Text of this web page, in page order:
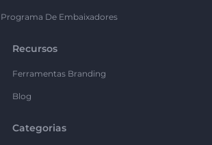
Programa De Embaixadores
Recursos
Ferramentas Branding
Blog
Categorias